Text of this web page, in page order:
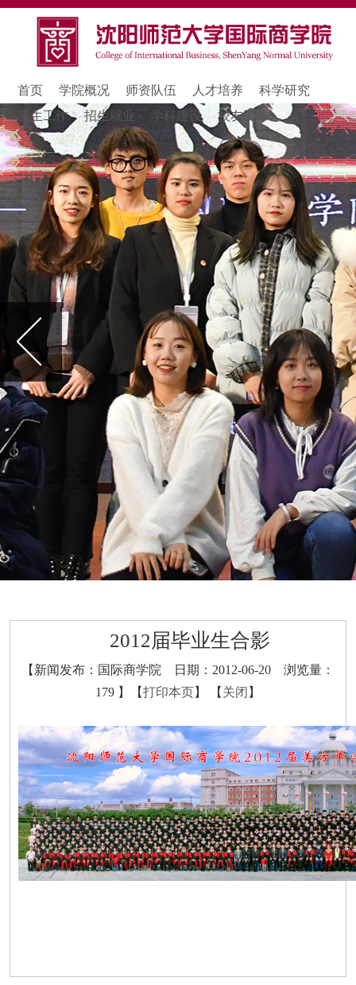
首页 学院概况 师资队伍 人才培养
科学研究
学生工作
招生就业 学科建设 校友工作
2012届毕业生合影
【新闻发布：国际商学院 日期：2012-06-20 浏览量：
179 】【打印本页】 【 关闭 】